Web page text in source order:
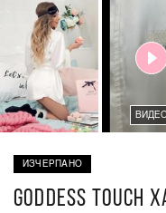
ИЗЧЕРПАНО
GODDESS